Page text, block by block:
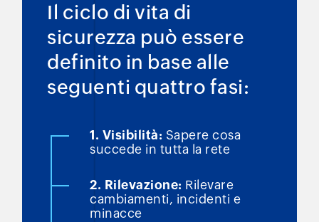
Il ciclo di vita di
sicurezza può essere
definito in base alle
seguenti quattro fasi:
1. Visibilità: Sapere cosa
succede in tutta la rete
2. Rilevazione: Rilevare
cambiamenti, incidenti e
minacce